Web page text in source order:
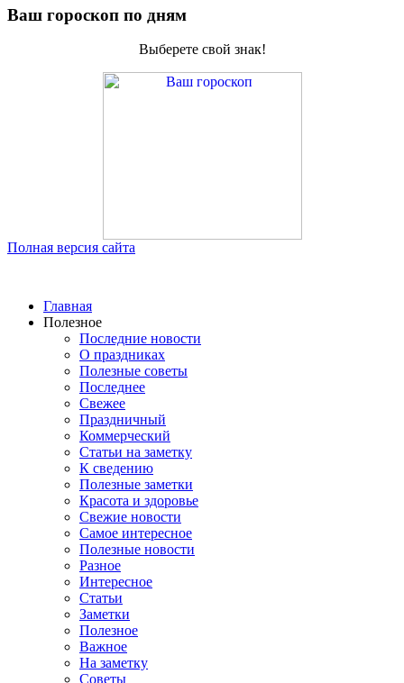
Ваш гороскоп по дням
Выберете свой знак!
Полная версия сайта
Главная
Полезное
Последние новости
О праздниках
Полезные советы
Последнее
Свежее
Праздничный
Коммерческий
Статьи на заметку
К сведению
Полезные заметки
Красота и здоровье
Свежие новости
Самое интересное
Полезные новости
Разное
Интересное
Статьи
Заметки
Полезное
Важное
На заметку
Советы